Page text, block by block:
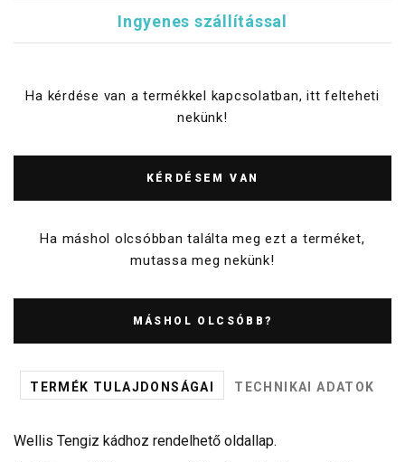
Ingyenes szállítással
Ha kérdése van a termékkel kapcsolatban, itt felteheti
nekünk!
KÉRDÉSEM VAN
Ha máshol olcsóbban találta meg ezt a terméket,
mutassa meg nekünk!
MÁSHOL OLCSÓBB?
TERMÉK TULAJDONSÁGAI TECHNIKAI ADATOK
Wellis Tengiz kádhoz rendelhető oldallap.